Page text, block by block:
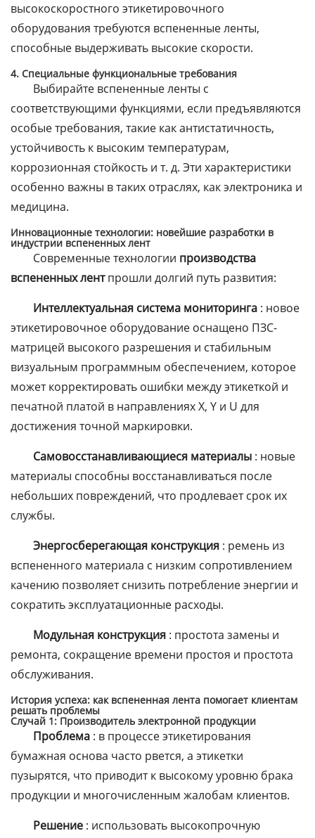
высокоскоростного этикетировочного
оборудования требуются вспененные ленты,
способные выдерживать высокие скорости.
4. Специальные функциональные требования
Выбирайте вспененные ленты с
соответствующими функциями, если предъявляются
особые требования, такие как антистатичность,
устойчивость к высоким температурам,
коррозионная стойкость и т. д. Эти характеристики
особенно важны в таких отраслях, как электроника и
медицина.
Инновационные технологии: новейшие разработки в
индустрии вспененных лент
Современные технологии производства
вспененных лентпрошли долгий путь развития:
Интеллектуальная система мониторинга : новое
этикетировочное оборудование оснащено ПЗС-
матрицей высокого разрешения и стабильным
визуальным программным обеспечением, которое
может корректировать ошибки между этикеткой и
печатной платой в направлениях X, Y и U для
достижения точной маркировки.
Самовосстанавливающиеся материалы : новые
материалы способны восстанавливаться после
небольших повреждений, что продлевает срок их
службы.
Энергосберегающая конструкция : ремень из
вспененного материала с низким сопротивлением
качению позволяет снизить потребление энергии и
сократить эксплуатационные расходы.
Модульная конструкция : простота замены и
ремонта, сокращение времени простоя и простота
обслуживания.
История успеха: как вспененная лента помогает клиентам
решать проблемы
Случай 1: Производитель электронной продукции
Проблема : в процессе этикетирования
бумажная основа часто рвется, а этикетки
пузырятся, что приводит к высокому уровню брака
продукции и многочисленным жалобам клиентов.
Решение : использовать высокопрочную